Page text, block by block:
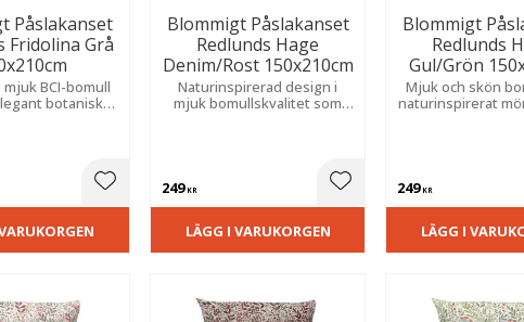
Påslakanset
Fridolina Grå
BCI-bomull
botaniskt
Lägg till i favoriter
Blommigt Påslakanset
Redlunds Hage
Denim/Rost 150x210cm
Naturinspirerad design i
mjuk bomullskvalitet som
249KR Lägg till i favoriter
LÄGG I VARUKORGEN
Blommigt
Redlunds
Gul/Grön
Mjuk och skön
naturinspirerat
249KR
LÄGG I